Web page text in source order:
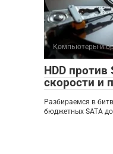
Компьютеры и
HDD против
скорости и
Разбираемся в
бюджетных SATA